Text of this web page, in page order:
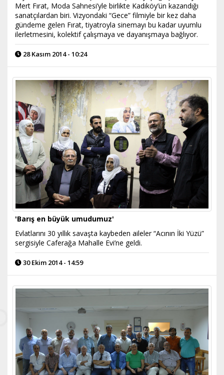
Mert Fırat, Moda Sahnesi’yle birlikte Kadıköy’ün kazandığı
sanatçılardan biri. Vizyondaki “Gece” filmiyle bir kez daha
gündeme gelen Fırat, tiyatroyla sinemayı bu kadar uyumlu
ilerletmesini, kolektif çalışmaya ve dayanışmaya bağlıyor.
28 Kasım 2014 - 10:24
'Barış en büyük umudumuz'
Evlatlarını 30 yıllık savaşta kaybeden aileler “Acının İki Yüzü”
sergisiyle Caferağa Mahalle Evi’ne geldi.
30 Ekim 2014 - 14:59